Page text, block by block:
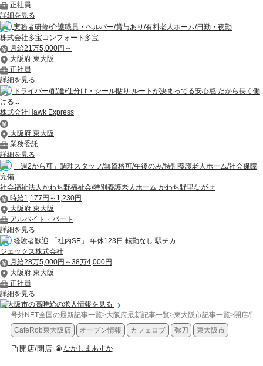
正社員
詳細を見る
実務者研修/介護職員・ヘルパー/賞与あり/有料老人ホーム/日勤・夜勤
株式会社多宝コンフォート多宝
月給21万5,000円～
大阪府 東大阪
正社員
詳細を見る
ドライバー/配達/仕分け・シール貼り ルートが決まってる安心感 だから長く働
ける...
株式会社Hawk Express
大阪府 東大阪
業務委託
詳細を見る
「週2から可」調理スタッフ/無資格可/午後のみ/特別養護老人ホーム/社会保障
完備
社会福祉法人かわち野福祉会/特別養護老人ホーム かわち野里ながせ
時給1,177円～1,230円
大阪府 東大阪
アルバイト・パート
詳細を見る
経験者歓迎 「社内SE」 年休123日 転勤なし 駅チカ
ジェックス株式会社
月給28万5,000円～38万4,000円
大阪府 東大阪
正社員
詳細を見る
東大阪市の高時給の求人情報を見る
号外NET全国の最新記事一覧>大阪府最新記事一覧>東大阪市記事一覧>開店/閉
CafeRob東大阪店
オープン情報 カフェロブ 弥刀 東大阪市
開店/閉店 なかしまあすか